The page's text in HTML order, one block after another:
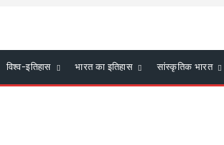
विश्व-इतिहास भारत का इतिहास सांस्कृतिक भारत